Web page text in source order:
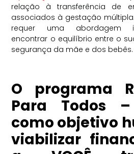
relação à transferência de
associados à gestação
requer uma abordagem
encontrar o equilíbrio entre o
segurança da mãe e dos bebês.
O programa
Para Todos
como objetivo
viabilizar